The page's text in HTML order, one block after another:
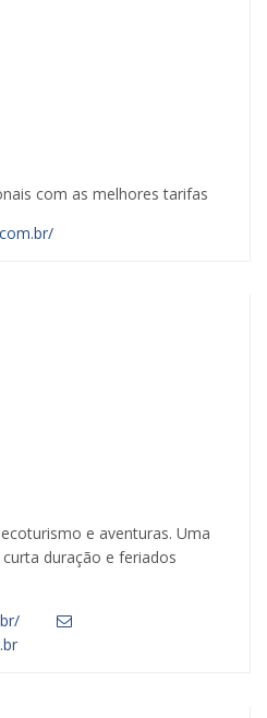
com as melhores tarifas
e aventuras. Uma
duração e feriados